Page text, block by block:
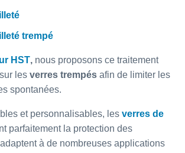
trempé
HST, nous proposons ce traitement
les verres trempés afin de limiter les
spontanées.
et personnalisables, les verres de
parfaitement la protection des
à de nombreuses applications